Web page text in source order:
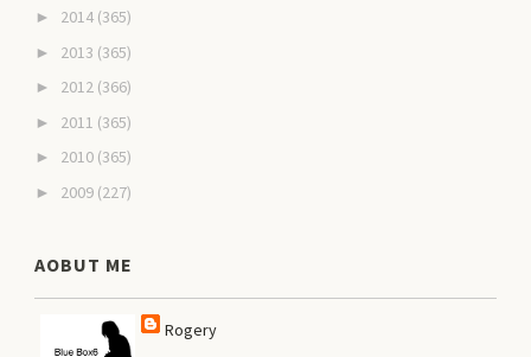
► 2014 (365)
► 2013 (365)
► 2012 (366)
► 2011 (365)
► 2010 (365)
► 2009 (227)
AOBUT ME
Rogery